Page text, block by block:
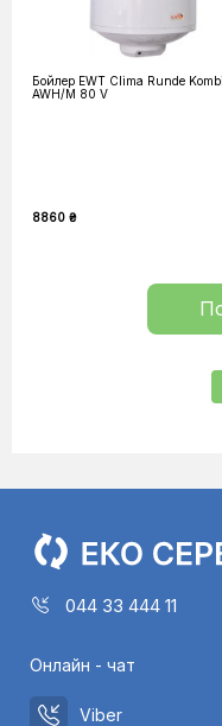
Бойлер EWT Clima Runde Kombi
AWH/M 80 V
8860 ₴
044 33 444 11
Онлайн - чат
Viber